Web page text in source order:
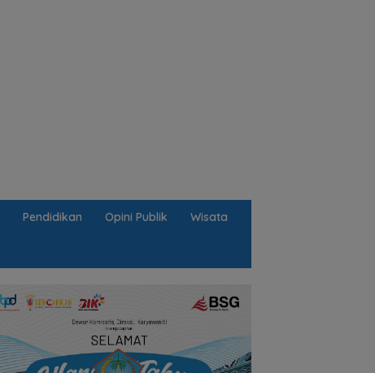
Pendidikan Opini Publik Wisata